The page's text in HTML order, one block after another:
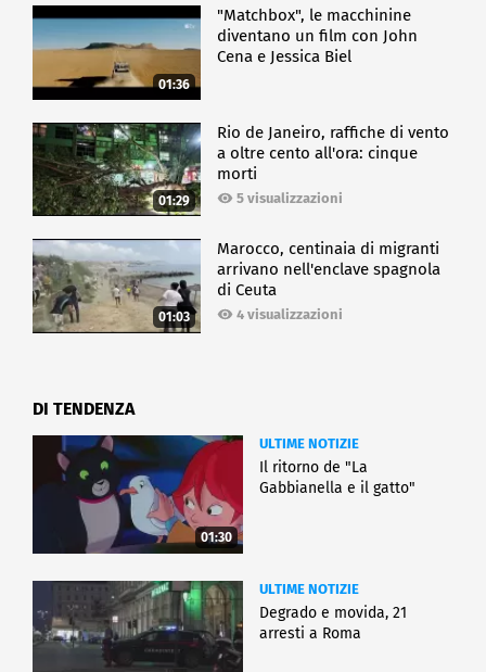
01:36
"Matchbox", le macchinine
diventano un film con John
Cena e Jessica Biel
01:29
Rio de Janeiro, raffiche di vento
a oltre cento all'ora: cinque
morti
5 visualizzazioni
01:03
Marocco, centinaia di migranti
arrivano nell'enclave spagnola
di Ceuta
4 visualizzazioni
DI TENDENZA
01:30
ULTIME NOTIZIE
Il ritorno de "La
Gabbianella e il gatto"
ULTIME NOTIZIE
Degrado e movida, 21
arresti a Roma